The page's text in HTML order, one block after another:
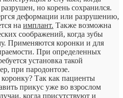
но корень сохранился.
деформации или разрушению,
на имплант. Также возможна
соображений, когда зубы
Применяются коронки и для
При определенных
установка такой
при пародонтозе.
Так как пациенты
прикус уже во взрослом
когда присутствуют и